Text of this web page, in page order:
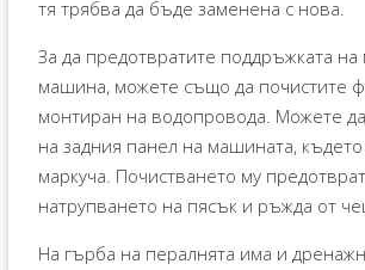
тя трябва да бъде заменена с нова.
За да предотвратите поддръжката на
машина, можете също да почистите
монтиран на водопровода. Можете
на задния панел на машината,
маркуча. Почистването му
натрупването на пясък и ръжда от
На гърба на пералнята има и